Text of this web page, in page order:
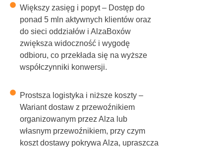
Większy zasięg i popyt – Dostęp do
ponad 5 mln aktywnych klientów oraz
do sieci oddziałów i AlzaBoxów
zwiększa widoczność i wygodę
odbioru, co przekłada się na wyższe
współczynniki konwersji.
Prostsza logistyka i niższe koszty –
Wariant dostaw z przewoźnikiem
organizowanym przez Alza lub
własnym przewoźnikiem, przy czym
koszt dostawy pokrywa Alza, upraszcza